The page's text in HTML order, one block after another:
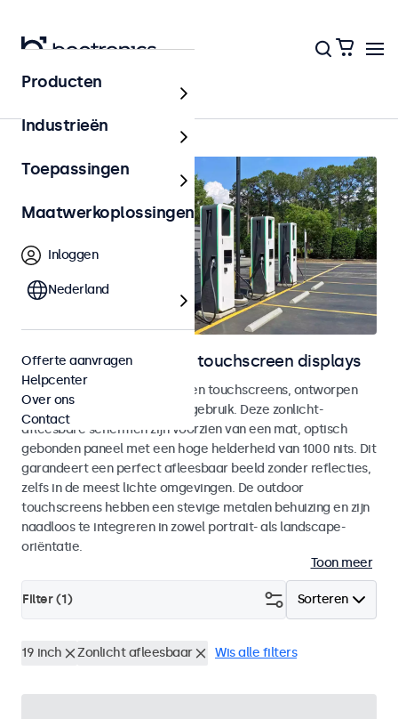
Outdoor
Outdoor monitoren en touchscreen displays
Weersbestendige monitoren en touchscreens, ontworpen
voor zowel binnen- als buitengebruik. Deze zonlicht-
afleesbare schermen zijn voorzien van een mat, optisch
gebonden paneel met een hoge helderheid van 1000 nits. Dit
garandeert een perfect afleesbaar beeld zonder reflecties,
zelfs in de meest lichte omgevingen. De outdoor
touchscreens hebben een stevige metalen behuizing en zijn
naadloos te integreren in zowel portrait- als landscape-
oriëntatie.
Toon meer
Sorteren
Filter (1)
19 inch Zonlicht afleesbaar Wis alle filters
Producten
Industrieën
Toepassingen
Maatwerkoplossingen
Inloggen
Nederland
Offerte aanvragen
Helpcenter
Over ons
Contact